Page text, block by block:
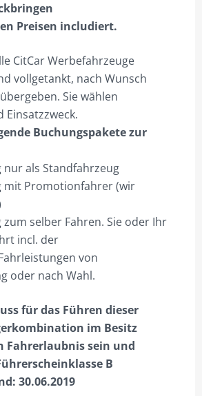
Preisen includiert.
CitCar Werbefahrzeuge
vollgetankt, nach Wunsch
Sie wählen
Einsatzzweck.
Buchungspakete zur
nur als Standfahrzeug
mit Promotionfahrer (wir
zum selber Fahren. Sie oder Ihr
incl. der
von
oder nach Wahl.
für das Führen dieser
im Besitz
Fahrerlaubnis sein und
B
30.06.2019